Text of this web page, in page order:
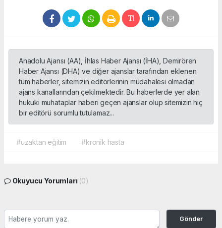
Anadolu Ajansı (AA), İhlas Haber Ajansı (İHA), Demirören
Haber Ajansı (DHA) ve diğer ajanslar tarafından eklenen
tüm haberler, sitemizin editörlerinin müdahalesi olmadan
ajans kanallarından çekilmektedir. Bu haberlerde yer alan
hukuki muhataplar haberi geçen ajanslar olup sitemizin hiç
bir editörü sorumlu tutulamaz...
#uzaktan eğitim #kronik hasta
Okuyucu Yorumları (0)
Gönder